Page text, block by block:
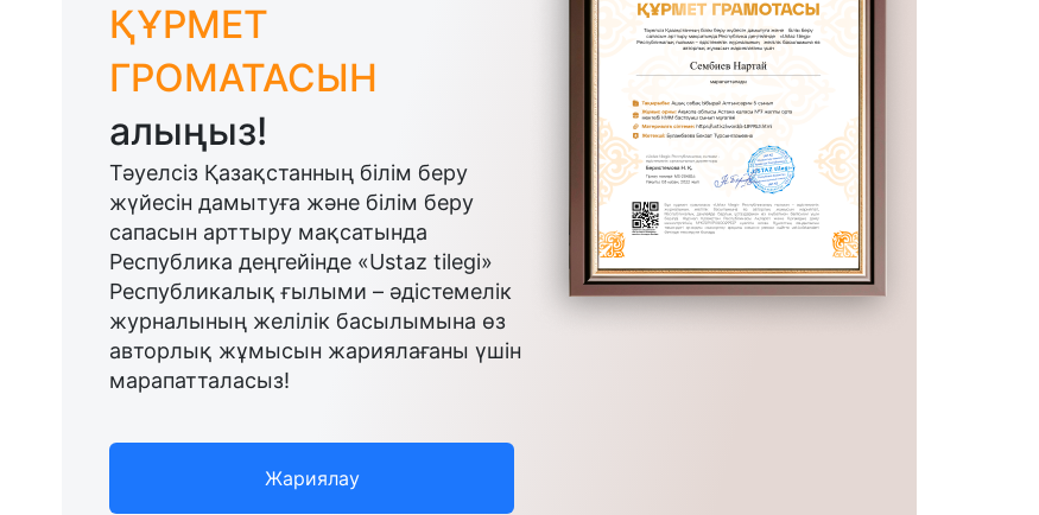
ҚҰРМЕТ
ГРОМАТАСЫН
алыңыз!
Тәуелсіз Қазақстанның білім беру
жүйесін дамытуға және білім беру
сапасын арттыру мақсатында
Республика деңгейінде «Ustaz tilegi»
Республикалық ғылыми – әдістемелік
журналының желілік басылымына өз
авторлық жұмысын жариялағаны үшін
марапатталасыз!
Жариялау